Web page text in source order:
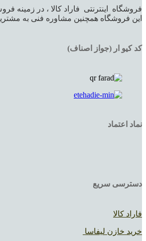
فروشگاه اینترنتی فاراد کالا ، در
این فروشگاه همچنین مشاوره فنی به
کد کیو ار (جواز اصناف)
نماد اعتماد
دسترسی سریع
فاراد کالا
خرید خازن لیفاسا